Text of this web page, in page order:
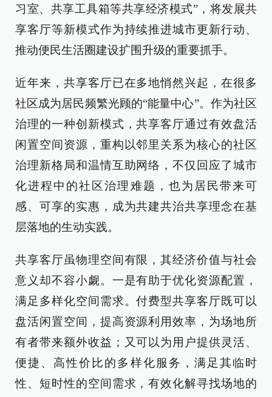
习室、共享工具箱等共享经济模式”，将发展共
享客厅等新模式作为持续推进城市更新行动、
推动便民生活圈建设扩围升级的重要抓手。
近年来，共享客厅已在多地悄然兴起，在很多
社区成为居民频繁光顾的“能量中心”。作为社区
治理的一种创新模式，共享客厅通过有效盘活
闲置空间资源，重构以邻里关系为核心的社区
治理新格局和温情互助网络，不仅回应了城市
化进程中的社区治理难题，也为居民带来可
感、可享的实惠，成为共建共治共享理念在基
层落地的生动实践。
共享客厅虽物理空间有限，其经济价值与社会
意义却不容小觑。一是有助于优化资源配置，
满足多样化空间需求。付费型共享客厅既可以
盘活闲置空间，提高资源利用效率，为场地所
有者带来额外收益；又可以为用户提供灵活、
便捷、高性价比的多样化服务，满足其临时
性、短时性的空间需求，有效化解寻找场地的